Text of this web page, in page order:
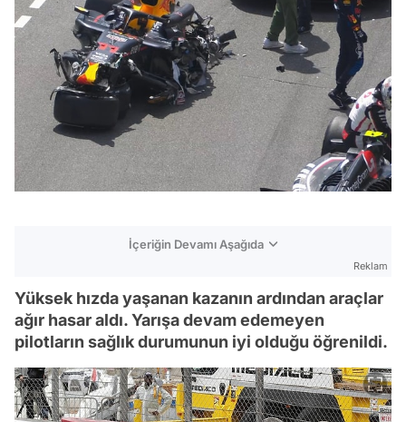
İçeriğin Devamı Aşağıda
Reklam
Yüksek hızda yaşanan kazanın ardından araçlar
ağır hasar aldı. Yarışa devam edemeyen
pilotların sağlık durumunun iyi olduğu öğrenildi.